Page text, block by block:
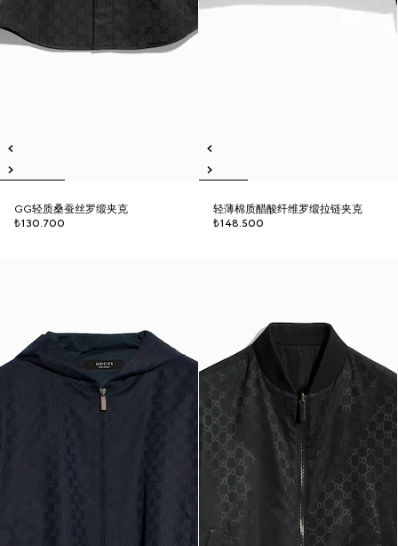
GG轻质桑蚕丝罗缎夹克
₺130.700
轻薄棉质醋酸纤维罗缎拉链夹克
₺148.500